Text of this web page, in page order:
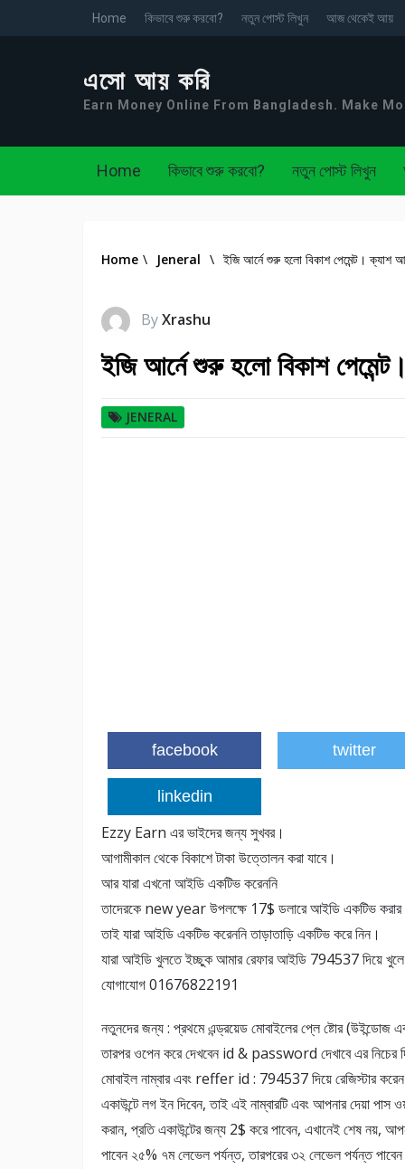
Home কিভাবে শুরু করবো? নতুন পোস্ট লিখুন আজ থেকেই আয়
এসো আয় করি
Earn Money Online From Bangladesh. Make
Home কিভাবে শুরু করবো? নতুন পোস্ট লিখুন
Home \ Jeneral \ ইজি আর্নে শুরু হলো বিকাশ পেমেন্ট। ক্যাশ
ByXrashu
ইজি আর্নে শুরু হলো বিকাশ
JENERAL
facebook twitter
linkedin
Ezzy Earn এর ভাইদের জন্য সুখবর।
আগামীকাল থেকে বিকাশে টাকা উত্তোলন করা যাবে।
আর যারা এখনো আইডি একটিভ করেননি
তাদেরকে new year উপলক্ষে 17$ ডলারে আইডি একটিভ করার
তাই যারা আইডি একটিভ করেননি তাড়াতাড়ি একটিভ করে নিন।
যারা আইডি খুলতে ইচ্ছুক আমার রেফার আইডি 794537 দিয়ে
যোগাযোগ 01676822191
নতুনদের জন্য : প্রথমে এন্ড্রয়েড মোবাইলের প্লে ষ্টোর
তারপর ওপেন করে দেখবেন id & password দেখাবে এর
মোবাইল নাম্বার এবং reffer id : 794537 দিয়ে রেজিস্টার
একাউন্টে লগ ইন দিবেন, তাই এই নাম্বারটি এবং আপনার দেয়া পাস
করান, প্রতি একাউন্টের জন্য 2$ করে পাবেন, এখানেই শেষ নয়,
পাবেন ২৫% ৭ম লেভেল পর্যন্ত, তারপরের ৩২ লেভেল পর্যন্ত